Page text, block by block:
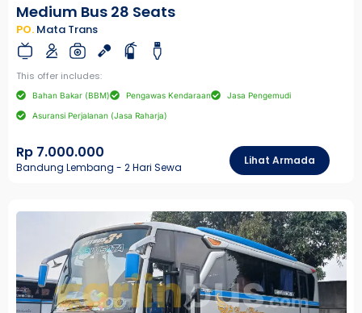
Medium Bus 28 Seats
PO. Mata Trans
This offer includes:
Bahan Bakar (BBM) Pengawas Kendaraan Jasa Pengemudi
Asuransi Perjalanan (Jasa Raharja)
Rp 7.000.000
Bandung Lembang - 2 Hari Sewa
Lihat Armada